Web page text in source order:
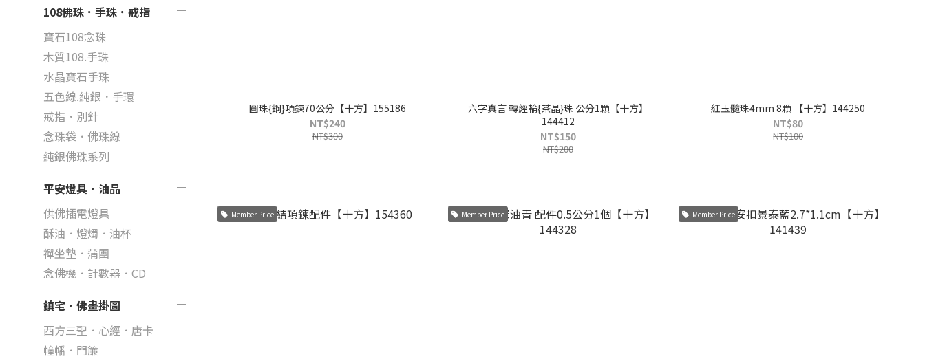
108佛珠．手珠．戒指
寶石108念珠
木質108.手珠
水晶寶石手珠
五色線.純銀．手環
戒指．別針
念珠袋．佛珠線
純銀佛珠系列
平安燈具．油品
供佛插電燈具
酥油．燈燭．油杯
禪坐墊．蒲團
念佛機．計數器．CD
鎮宅．佛畫掛圖
西方三聖．心經．唐卡
幢幡．門簾
圓珠{鋼}項鍊70公分【十方】155186
NT$240
NT$300
六字真言 轉經輪{茶晶}珠 公分1顆【十方】
144412
NT$150
NT$200
紅玉髓珠4mm 8顆 【十方】144250
NT$80
NT$100
Member Price Member Price Member Price